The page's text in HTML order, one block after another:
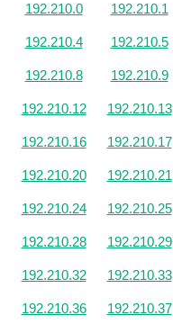
192.210.0 192.210.1
192.210.4 192.210.5
192.210.8 192.210.9
192.210.12 192.210.13
192.210.16 192.210.17
192.210.20 192.210.21
192.210.24 192.210.25
192.210.28 192.210.29
192.210.32 192.210.33
192.210.36 192.210.37